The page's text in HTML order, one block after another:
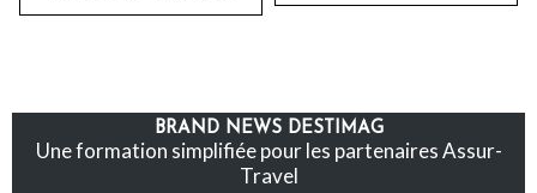
BRAND NEWS DESTIMAG
Une formation simplifiée pour les partenaires Assur-
Travel